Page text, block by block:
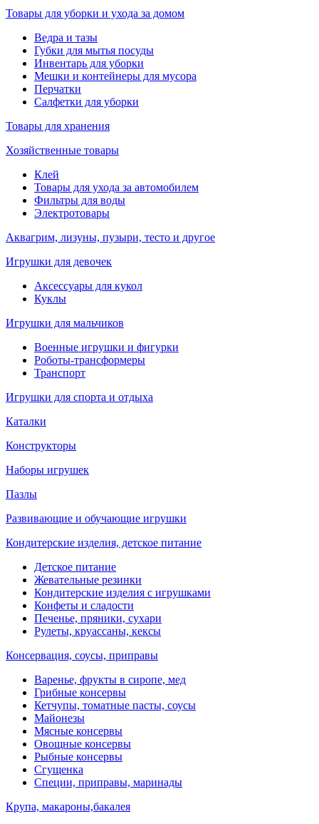
Товары для уборки и ухода за домом
Ведра и тазы
Губки для мытья посуды
Инвентарь для уборки
Мешки и контейнеры для мусора
Перчатки
Салфетки для уборки
Товары для хранения
Хозяйственные товары
Клей
Товары для ухода за автомобилем
Фильтры для воды
Электротовары
Аквагрим, лизуны, пузыри, тесто и другое
Игрушки для девочек
Аксессуары для кукол
Куклы
Игрушки для мальчиков
Военные игрушки и фигурки
Роботы-трансформеры
Транспорт
Игрушки для спорта и отдыха
Каталки
Конструкторы
Наборы игрушек
Пазлы
Развивающие и обучающие игрушки
Кондитерские изделия, детское питание
Детское питание
Жевательные резинки
Кондитерские изделия с игрушками
Конфеты и сладости
Печенье, пряники, сухари
Рулеты, круассаны, кексы
Консервация, соусы, приправы
Варенье, фрукты в сиропе, мед
Грибные консервы
Кетчупы, томатные пасты, соусы
Майонезы
Мясные консервы
Овощные консервы
Рыбные консервы
Сгущенка
Специи, приправы, маринады
Крупа, макароны,бакалея